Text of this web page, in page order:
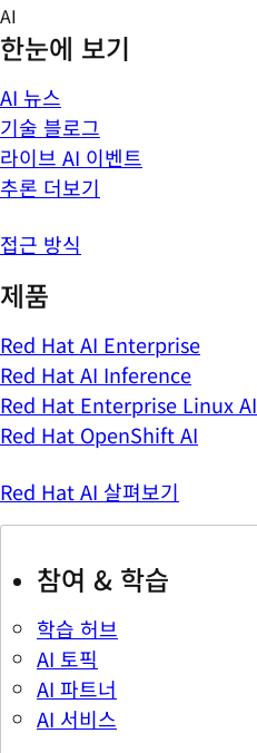
Skip
to
content
AI
한눈에 보기
AI 뉴스
기술 블로그
라이브 AI 이벤트
추론 더보기
접근 방식
제품
Red Hat AI Enterprise
Red Hat AI Inference
Red Hat Enterprise Linux AI
Red Hat OpenShift AI
Red Hat AI 살펴보기
참여 & 학습
학습 허브
AI 토픽
AI 파트너
AI 서비스